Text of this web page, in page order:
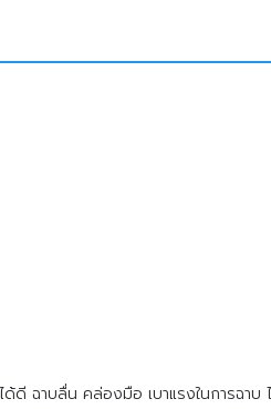
ฉาบลื่น คล่องมือ เบาแรงในการฉาบ